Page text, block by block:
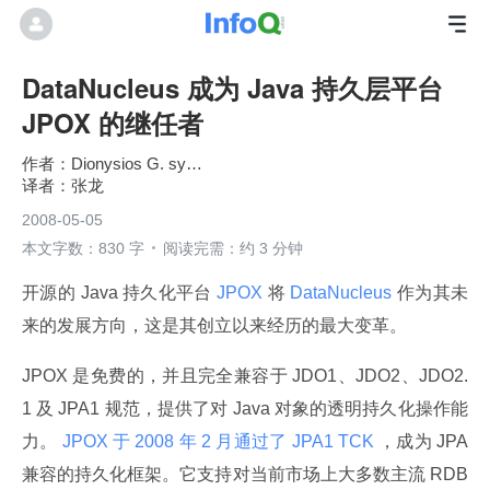
DataNucleus 成为 Java 持久层平台
JPOX 的继任者
Dionysios G. synodinos
张龙
2008-05-05
本文字数：830 字
阅读完需：约 3 分钟
开源的 Java 持久化平台 JPOX 将 DataNucleus 作为其未
来的发展方向，这是其创立以来经历的最大变革。
JPOX 是免费的，并且完全兼容于 JDO1、JDO2、JDO2.
1 及 JPA1 规范，提供了对 Java 对象的透明持久化操作能
力。
JPOX 于 2008 年 2 月通过了 JPA1 TCK
，成为 JPA
兼容的持久化框架。它支持对当前市场上大多数主流 RDB